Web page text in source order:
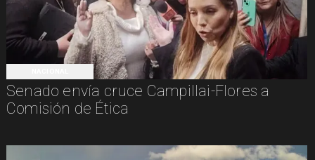
Senado envía cruce Campillai-Flores a
Comisión de Ética